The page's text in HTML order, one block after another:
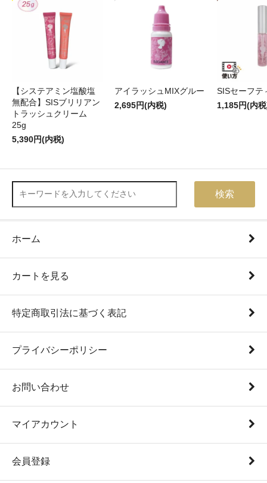
【システアミン塩酸塩
無配合】SISブリリアン
トラッシュクリーム
25g
5,390円(内税)
アイラッシュMIXグルー
2,695円(内税)
SISセーフテ
1,185円(内
検索
ホーム
カートを見る
特定商取引法に基づく表記
プライバシーポリシー
お問い合わせ
マイアカウント
会員登録